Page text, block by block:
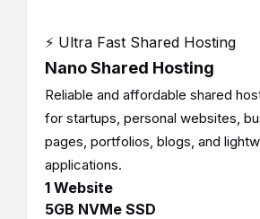
⚡ Ultra Fast Shared Hosting
Nano Shared Hosting
Reliable and affordable shared
for startups, personal websites,
pages, portfolios, blogs, and
applications.
1 Website
5GB NVMe SSD